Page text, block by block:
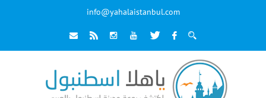
info@yahalaistanbul.com